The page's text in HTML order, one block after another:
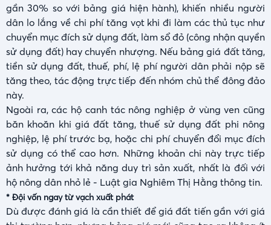
gần 30% so với bảng giá hiện hành), khiến nhiều người
dân lo lắng về chi phí tăng vọt khi đi làm các thủ tục như
chuyển mục đích sử dụng đất, làm sổ đỏ (công nhận quyền
sử dụng đất) hay chuyển nhượng. Nếu bảng giá đất tăng,
tiền sử dụng đất, thuế, phí, lệ phí người dân phải nộp sẽ
tăng theo, tác động trực tiếp đến nhóm chủ thể đông đảo
này.
Ngoài ra, các hộ canh tác nông nghiệp ở vùng ven cũng
băn khoăn khi giá đất tăng, thuế sử dụng đất phi nông
nghiệp, lệ phí trước bạ, hoặc chi phí chuyển đổi mục đích
sử dụng có thể cao hơn. Những khoản chi này trực tiếp
ảnh hưởng tới khả năng duy trì sản xuất, nhất là đối với
hộ nông dân nhỏ lẻ - Luật gia Nghiêm Thị Hằng thông tin.
* Đội vốn ngay từ vạch xuất phát
Dù được đánh giá là cần thiết để giá đất tiến gần với giá